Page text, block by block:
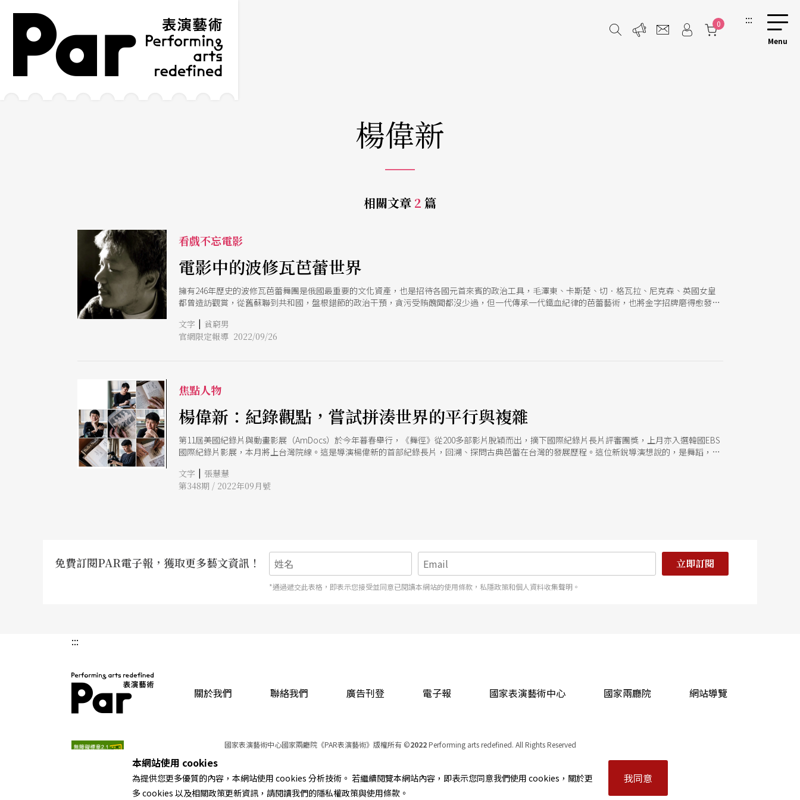
跳到主要內容區塊
網站導覽
0 :::
楊偉新
相關文章 2 篇
看戲不忘電影
電影中的波修瓦芭蕾世界
擁有246年歷史的波修瓦芭蕾舞團是俄國最重要的文化資產，也是招待各國元首來賓的政治工具，毛澤東、卡斯楚、切．格瓦拉、尼克森、英國女皇
都曾造訪觀賞，從舊蘇聯到共和國，盤根錯節的政治干預，貪污受賄醜聞都沒少過，但一代傳承一代鐵血紀律的芭蕾藝術，也將金字招牌磨得愈發閃
文字 | 貧窮男
官網限定報導 2022/09/26
焦點人物
楊偉新：紀錄觀點，嘗試拼湊世界的平行與複雜
第11屆美國紀錄片與動畫影展（AmDocs）於今年暮春舉行，《舞徑》從200多部影片脫穎而出，摘下國際紀錄片長片評審團獎，上月亦入選韓國EBS
國際紀錄片影展，本月將上台灣院線。這是導演楊偉新的首部紀錄長片，回溯、探問古典芭蕾在台灣的發展歷程。這位新銳導演想說的，是舞蹈，也
文字 | 張慧慧
第348期 / 2022年09月號
免費訂閱PAR電子報，獲取更多藝文資訊！ 立即訂閱
*通過遞交此表格，即表示您接受並同意已閱讀本網站的使用條款，私隱政策和個人資料收集聲明。
:::
關於我們 聯絡我們 廣告刊登 電子報 國家表演藝術中心 國家兩廳院 網站導覽
國家表演藝術中心國家兩廳院《PAR表演藝術》版權所有©2022Performing arts redefined. All Rights Reserved
本站所提供相關演出資訊，如有異動應以主辦單位公告為準。
服務條款 ｜ 隱私權聲明
本網站使用 cookies
為提供您更多優質的內容，本網站使用 cookies 分析技術。 若繼續閱覽本網站內容，即表示您同意我們使用 cookies，關於更
多 cookies 以及相關政策更新資訊，請閱讀我們的隱私權政策與使用條款。
我同意